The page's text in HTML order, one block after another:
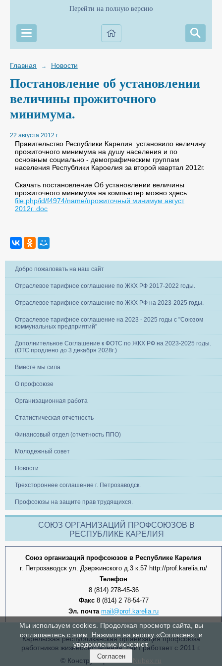
Перейти на полную версию
Главная → Новости
Постановление об установлении
величины прожиточного
минимума.
22 августа 2012 г.
Правительство Республики Карелия установило величину
прожиточного минимума на душу населения и по
основным социально - демографическим группам
населения Республики Кароелия за второй квартал 2012г.
Скачать постановление Об установлении величины
прожиточного минимума на компьютер можно здесь:
file.php/id/f4974/name/прожиточный минимум август
2012г..doc
Добро пожаловать на наш сайт
Отраслевое тарифное соглашение по ЖКХ РФ 2017-2022 годы.
Отраслевое тарифное соглашение по ЖКХ РФ на 2023-2025 годы.
Отраслевое тарифное соглашение на 2023 - 2025 годы с "Союзом
коммунальных предприятий"
Дополнительное Соглашение к ФОТС по ЖКХ РФ на 2023-2025 годы.
(ОТС продлено до 3 декабря 2028г.)
Вместе мы сила
О профсоюзе
Организационная работа
Статистическая отчетность
Финансовый отдел (отчетность ППО)
Молодежный совет
Новости
Трехстороннее соглашение г. Петрозаводск.
Профсоюзы на защите прав трудящихся.
СОЮЗ ОРГАНИЗАЦИЙ ПРОФСОЮЗОВ В
РЕСПУБЛИКЕ КАРЕЛИЯ
Союз организаций профсоюзов в Республике Карелия
г. Петрозаводск ул. Дзержинского д.3 к.57 http://prof.karelia.ru/
Телефон
8 (814) 278-45-36
Факс8 (814) 2 78-54-77
Эл. почта mail@prof.karelia.ru
Карельская республиканская организация профсоюза
работников жизнеобеспечения, сайт работает с 2011 г.
© Конструктор сайтов
Nubex.ru
Мы используем cookies. Продолжая просмотр сайта, вы
соглашаетесь с этим. Нажмите на кнопку «Согласен», и
уведомление исчезнет.
Согласен